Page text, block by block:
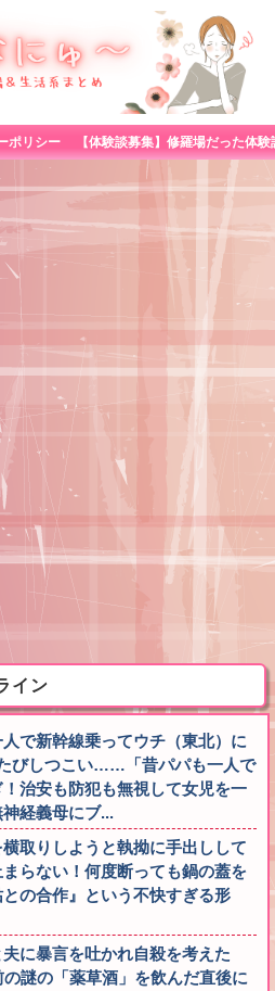
ポリシー
イン
で新幹線乗ってウチ（東北）に
びしつこい……「昔パパも一人で
治安も防犯も無視して女児を一
経義母にブ...
取りしようと執拗に手出しして
らない！何度断っても鍋の蓋を
の合作』という不快すぎる形
に暴言を吐かれ自殺を考えた
謎の「薬草酒」を飲んだ直後に